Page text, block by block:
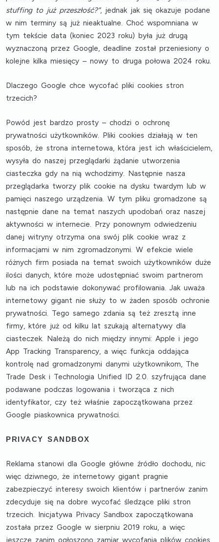
stuffing to już przeszłość?”, jednak jak się okazuje podane
w nim terminy są już nieaktualne. Choć wspomniana w
tym tekście data (koniec 2023 roku) była już drugą
wyznaczoną przez Google, deadline został przeniesiony o
kolejne kilka miesięcy – nowy to druga połowa 2024 roku.
Dlaczego Google chce wycofać pliki cookies stron
trzecich?
Powód jest bardzo prosty – chodzi o ochronę
prywatności użytkowników. Pliki cookies działają w ten
sposób, że strona internetowa, która jest ich właścicielem,
wysyła do naszej przeglądarki żądanie utworzenia
ciasteczka gdy na nią wchodzimy. Następnie nasza
przeglądarka tworzy plik cookie na dysku twardym lub w
pamięci naszego urządzenia. W tym pliku gromadzone są
następnie dane na temat naszych upodobań oraz naszej
aktywności w internecie. Przy ponownym odwiedzeniu
danej witryny otrzyma ona swój plik cookie wraz z
informacjami w nim zgromadzonymi. W efekcie wiele
różnych firm posiada na temat swoich użytkowników duże
ilości danych, które może udostępniać swoim partnerom
lub na ich podstawie dokonywać profilowania. Jak uważa
internetowy gigant nie służy to w żaden sposób ochronie
prywatności. Tego samego zdania są też zresztą inne
firmy, które już od kilku lat szukają alternatywy dla
ciasteczek. Należą do nich między innymi: Apple i jego
App Tracking Transparency, a więc funkcja oddająca
kontrolę nad gromadzonymi danymi użytkownikom, The
Trade Desk i Technologia Unified ID 2.0. szyfrująca dane
podawane podczas logowania i tworząca z nich
identyfikator, czy też właśnie zapoczątkowana przez
Google piaskownica prywatności.
PRIVACY SANDBOX
Reklama stanowi dla Google główne źródło dochodu, nic
więc dziwnego, że internetowy gigant pragnie
zabezpieczyć interesy swoich klientów i partnerów zanim
zdecyduje się na dobre wycofać śledzące pliki stron
trzecich. Inicjatywa Privacy Sandbox zapoczątkowana
została przez Google w sierpniu 2019 roku, a więc
jeszcze zanim ogłoszono zamiar wycofania plików cookies